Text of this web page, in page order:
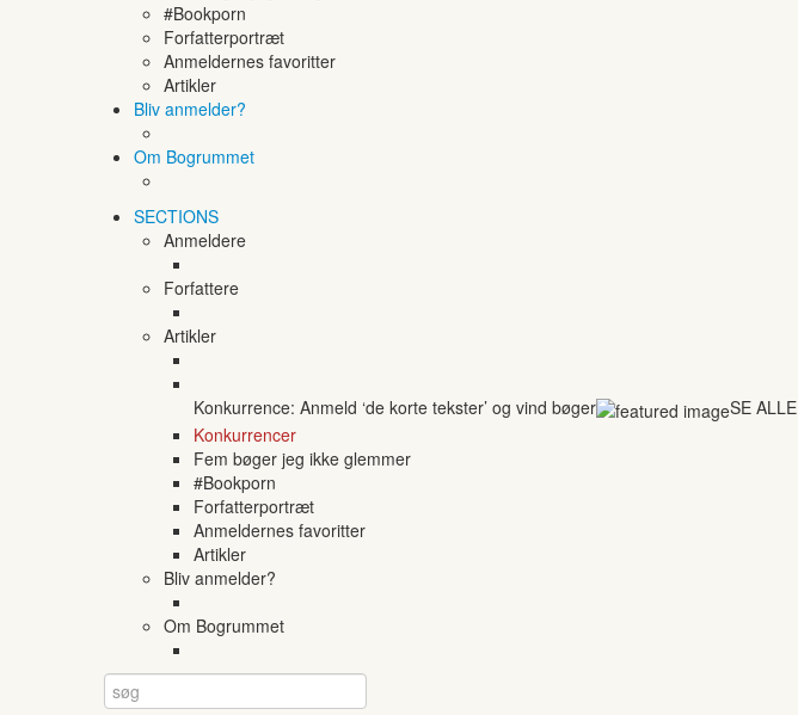
#Bookporn
Forfatterportræt
Anmeldernes favoritter
Artikler
Bliv anmelder?
Om Bogrummet
SECTIONS
Anmeldere
Forfattere
Artikler
Konkurrence: Anmeld ‘de korte tekster’ og vind bøger
SE ALLE
Konkurrencer
Fem bøger jeg ikke glemmer
#Bookporn
Forfatterportræt
Anmeldernes favoritter
Artikler
Bliv anmelder?
Om Bogrummet